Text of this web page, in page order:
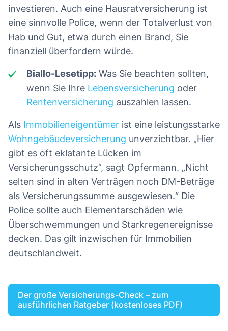
investieren. Auch eine Hausratversicherung ist
eine sinnvolle Police, wenn der Totalverlust von
Hab und Gut, etwa durch einen Brand, Sie
finanziell überfordern würde.
Biallo-Lesetipp: Was Sie beachten sollten,
wenn Sie Ihre Lebensversicherung oder
Rentenversicherung auszahlen lassen.
Als Immobilieneigentümer ist eine leistungsstarke
Wohngebäudeversicherung unverzichtbar. „Hier
gibt es oft eklatante Lücken im
Versicherungsschutz“, sagt Opfermann. „Nicht
selten sind in alten Verträgen noch DM-Beträge
als Versicherungssumme ausgewiesen.“ Die
Police sollte auch Elementarschäden wie
Überschwemmungen und Starkregenereignisse
decken. Das gilt inzwischen für Immobilien
deutschlandweit.
Der große Versicherungs-Check – zum
ausführlichen Ratgeber (kostenloses PDF)